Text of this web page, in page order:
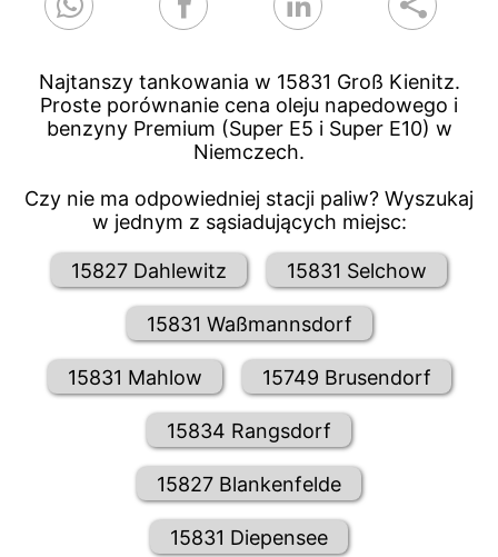
Najtanszy tankowania w 15831 Groß Kienitz.
Proste porównanie cena oleju napedowego i
benzyny Premium (Super E5 i Super E10) w
Niemczech.
Czy nie ma odpowiedniej stacji paliw? Wyszukaj
w jednym z sąsiadujących miejsc:
15827 Dahlewitz 15831 Selchow
15831 Waßmannsdorf
15831 Mahlow 15749 Brusendorf
15834 Rangsdorf
15827 Blankenfelde
15831 Diepensee